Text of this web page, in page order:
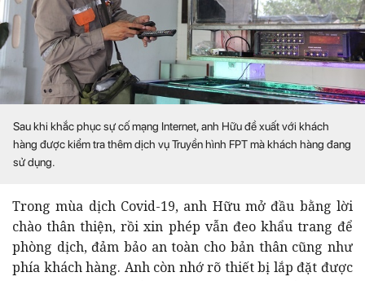
Sau khi khắc phục sự cố mạng Internet, anh Hữu đề xuất với khách
hàng được kiểm tra thêm dịch vụ Truyền hình FPT mà khách hàng đang
sử dụng.
Trong mùa dịch Covid-19, anh Hữu mở đầu bằng lời
chào thân thiện, rồi xin phép vẫn đeo khẩu trang để
phòng dịch, đảm bảo an toàn cho bản thân cũng như
phía khách hàng. Anh còn nhớ rõ thiết bị lắp đặt được